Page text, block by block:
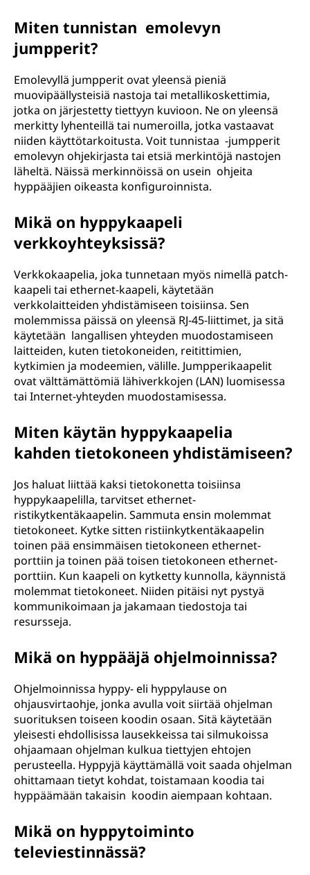
Miten tunnistan emolevyn
jumpperit?
Emolevyllä jumpperit ovat yleensä pieniä
muovipäällysteisiä nastoja tai metallikoskettimia,
jotka on järjestetty tiettyyn kuvioon. Ne on yleensä
merkitty lyhenteillä tai numeroilla, jotka vastaavat
niiden käyttötarkoitusta. Voit tunnistaa -jumpperit
emolevyn ohjekirjasta tai etsiä merkintöjä nastojen
läheltä. Näissä merkinnöissä on usein ohjeita
hyppääjien oikeasta konfiguroinnista.
Mikä on hyppykaapeli
verkkoyhteyksissä?
Verkkokaapelia, joka tunnetaan myös nimellä patch-
kaapeli tai ethernet-kaapeli, käytetään
verkkolaitteiden yhdistämiseen toisiinsa. Sen
molemmissa päissä on yleensä RJ-45-liittimet, ja sitä
käytetään langallisen yhteyden muodostamiseen
laitteiden, kuten tietokoneiden, reitittimien,
kytkimien ja modeemien, välille. Jumpperikaapelit
ovat välttämättömiä lähiverkkojen (LAN) luomisessa
tai Internet-yhteyden muodostamisessa.
Miten käytän hyppykaapelia
kahden tietokoneen yhdistämiseen?
Jos haluat liittää kaksi tietokonetta toisiinsa
hyppykaapelilla, tarvitset ethernet-
ristikytkentäkaapelin. Sammuta ensin molemmat
tietokoneet. Kytke sitten ristiinkytkentäkaapelin
toinen pää ensimmäisen tietokoneen ethernet-
porttiin ja toinen pää toisen tietokoneen ethernet-
porttiin. Kun kaapeli on kytketty kunnolla, käynnistä
molemmat tietokoneet. Niiden pitäisi nyt pystyä
kommunikoimaan ja jakamaan tiedostoja tai
resursseja.
Mikä on hyppääjä ohjelmoinnissa?
Ohjelmoinnissa hyppy- eli hyppylause on
ohjausvirtaohje, jonka avulla voit siirtää ohjelman
suorituksen toiseen koodin osaan. Sitä käytetään
yleisesti ehdollisissa lausekkeissa tai silmukoissa
ohjaamaan ohjelman kulkua tiettyjen ehtojen
perusteella. Hyppyjä käyttämällä voit saada ohjelman
ohittamaan tietyt kohdat, toistamaan koodia tai
hyppäämään takaisin koodin aiempaan kohtaan.
Mikä on hyppytoiminto
televiestinnässä?